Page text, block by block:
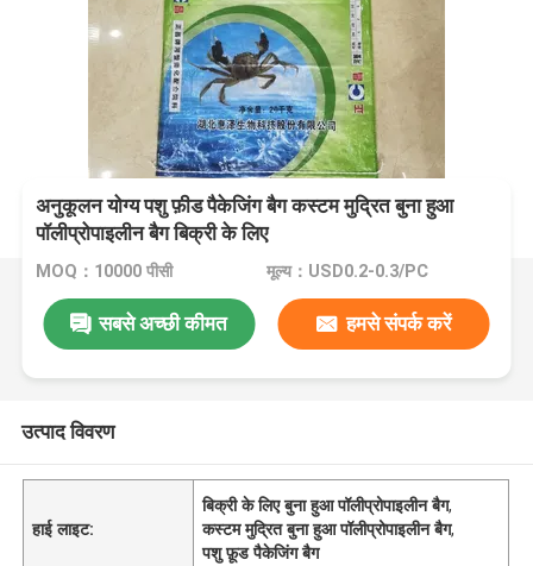
अनुकूलन योग्य पशु फ़ीड पैकेजिंग बैग कस्टम मुद्रित बुना हुआ
पॉलीप्रोपाइलीन बैग बिक्री के लिए
MOQ：10000 पीसी मूल्य：USD0.2-0.3/PC
सबसे अच्छी कीमत हमसे संपर्क करें
उत्पाद विवरण
हाई लाइट:
बिक्री के लिए बुना हुआ पॉलीप्रोपाइलीन बैग,
कस्टम मुद्रित बुना हुआ पॉलीप्रोपाइलीन बैग,
पशु फ़ूड पैकेजिंग बैग